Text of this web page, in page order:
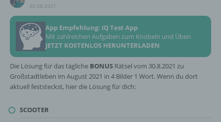
02.08.2021
App Empfehlung: IQ Test App
Mit zahlreichen Aufgaben zum Knobeln und Üben
JETZT KOSTENLOS HERUNTERLADEN
Die Lösung für das tägliche BONUS Rätsel vom 30.8.2021 zu
Großstadtleben im August 2021 in 4 Bilder 1 Wort. Wenn du dort
aktuell feststeckst, hier die Lösung für dich:
SCOOTER